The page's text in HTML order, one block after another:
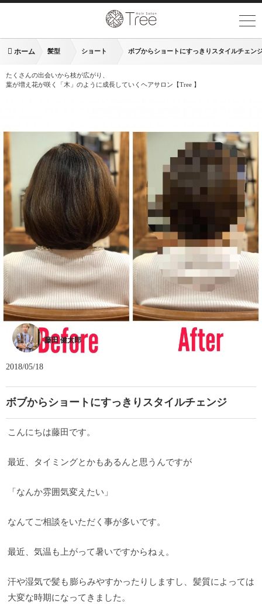
ホーム 髪型 ショート ボブからショートにすっきりスタイルチェン
たくさんの出会いから枝が広がり、
葉が増え花が咲く「木」のように成長していくヘアサロン【Tree 】
藤田 健太郎
2018/05/18
ボブからショートにすっきりスタイルチェンジ
こんにちは藤田です。
最近、タイミングとかもあるんと思うんですが
「なんか雰囲気変えたい」
なんてご相談をいただく事が多いです。
最近、気温も上がって暑いですからねぇ。
汗や湿気で髪も膨らみやすかったりしますし、髪質によっては
大変な時期になってきました。